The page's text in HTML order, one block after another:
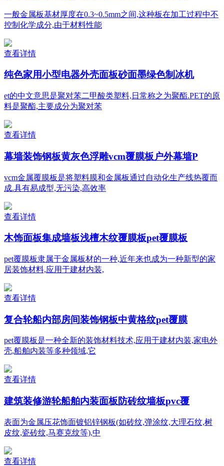
一般金属板基材厚度在0.3~0.5mm之间,这种板在加工过程中不
控制化学成分,由于材料性能
查看详情
纯色家用小型电器外壳面板砂面墨绿色制冰机
et的中文意思是聚对苯二甲酸类塑料,日常称之为聚酯.PET的原
料是聚酯,主要成分为聚对苯
查看详情
幕墙装饰钢板黄灰色浮雕vcm覆膜板户外幕墙P
vcm金属覆膜板是将塑料膜和金属板通过自动化生产线热覆而
成.具有易成型,无污染,高效率
查看详情
木饰面板集成墙板浅檀木纹覆膜板pet覆膜板
pet覆膜板隶属于金属板材的一种,近年来也成为一种新型的家
居装饰材料,应用于建材内装,
查看详情
复合轮船内部房间装饰钢板中黄格纹pet覆膜
pet覆膜板是一种全新的装饰材料技术,应用于建材内装,家电外
壳,船舶内装等多种领域,它
查看详情
建筑装修游轮船舶内装面板防砖纹墙板pvc覆
表面为金属压花饰面镀铝锌钢板(如砖纹,弹涂纹,大理石纹,树
皮纹,瓷砖纹,马赛克纹等),中
查看详情